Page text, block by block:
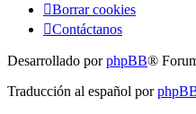
Borrar cookies
Contáctanos
Desarrollado porphpBB®
Traducción al español por